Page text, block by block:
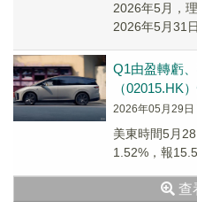
2026年5月，
2026年5月31
Q1由盈轉虧
（02015.HK
2026年05月29日
美東時間5月
1.52%，報
查